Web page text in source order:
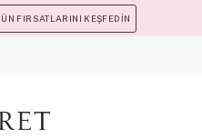
FIRSATLARINI KEŞFEDİN